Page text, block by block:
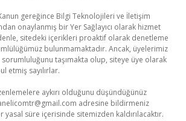
Kanun gereğince Bilgi Teknolojileri ve İletişim
onaylanmış bir Yer Sağlayıcı olarak hizmet
sitedeki içerikleri proaktif olarak denetleme
bulunmamaktadır. Ancak, üyelerimiz
sorumluluğunu taşımakta olup, siteye üye olarak
etmiş sayılırlar.
aykırı olduğunu düşündüğünüz
adresine bildirmeniz
yasal süre içerisinde sitemizden kaldırılacaktır.